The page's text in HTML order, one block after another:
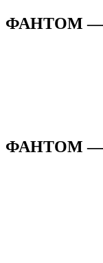
ФАНТОМ —
ФАНТОМ —